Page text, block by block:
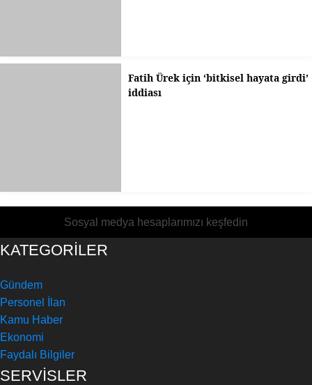
Fatih Ürek için ‘bitkisel hayata girdi’
iddiası
Sosyal medya hesaplarımızı keşfedin
KATEGORİLER
Gündem
Personel İlan
Kamu Haber
Ekonomi
Faydalı Bilgiler
SERVİSLER